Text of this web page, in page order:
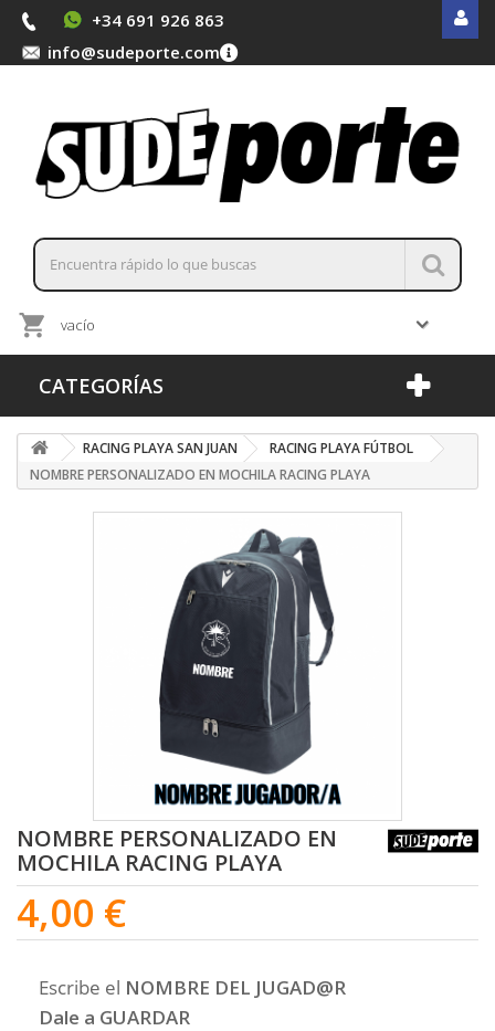
+34 691 926 863
info@sudeporte.com
vacío
CATEGORÍAS
RACING PLAYA SAN JUAN
RACING PLAYA FÚTBOL
NOMBRE PERSONALIZADO EN MOCHILA RACING PLAYA
NOMBRE PERSONALIZADO EN
MOCHILA RACING PLAYA
4,00 €
Escribe el NOMBRE DEL JUGAD@R
Dale a GUARDAR